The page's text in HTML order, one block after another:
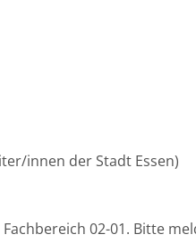
innen der Stadt Essen)
02-01. Bitte